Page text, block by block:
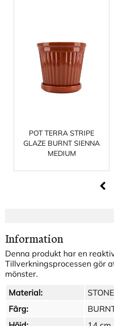
POT TERRA STRIPE
GLAZE BURNT SIENNA
MEDIUM
Information
Denna produkt har en
Tillverkningsprocessen gör
mönster.
Material:
Färg: